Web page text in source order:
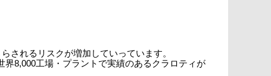
されるリスクが増加していっています。
8,000工場・プラントで実績のあるクラロティが